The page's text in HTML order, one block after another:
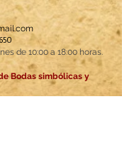
de 10:00 a 18:00 horas.
Bodas simbólicas y